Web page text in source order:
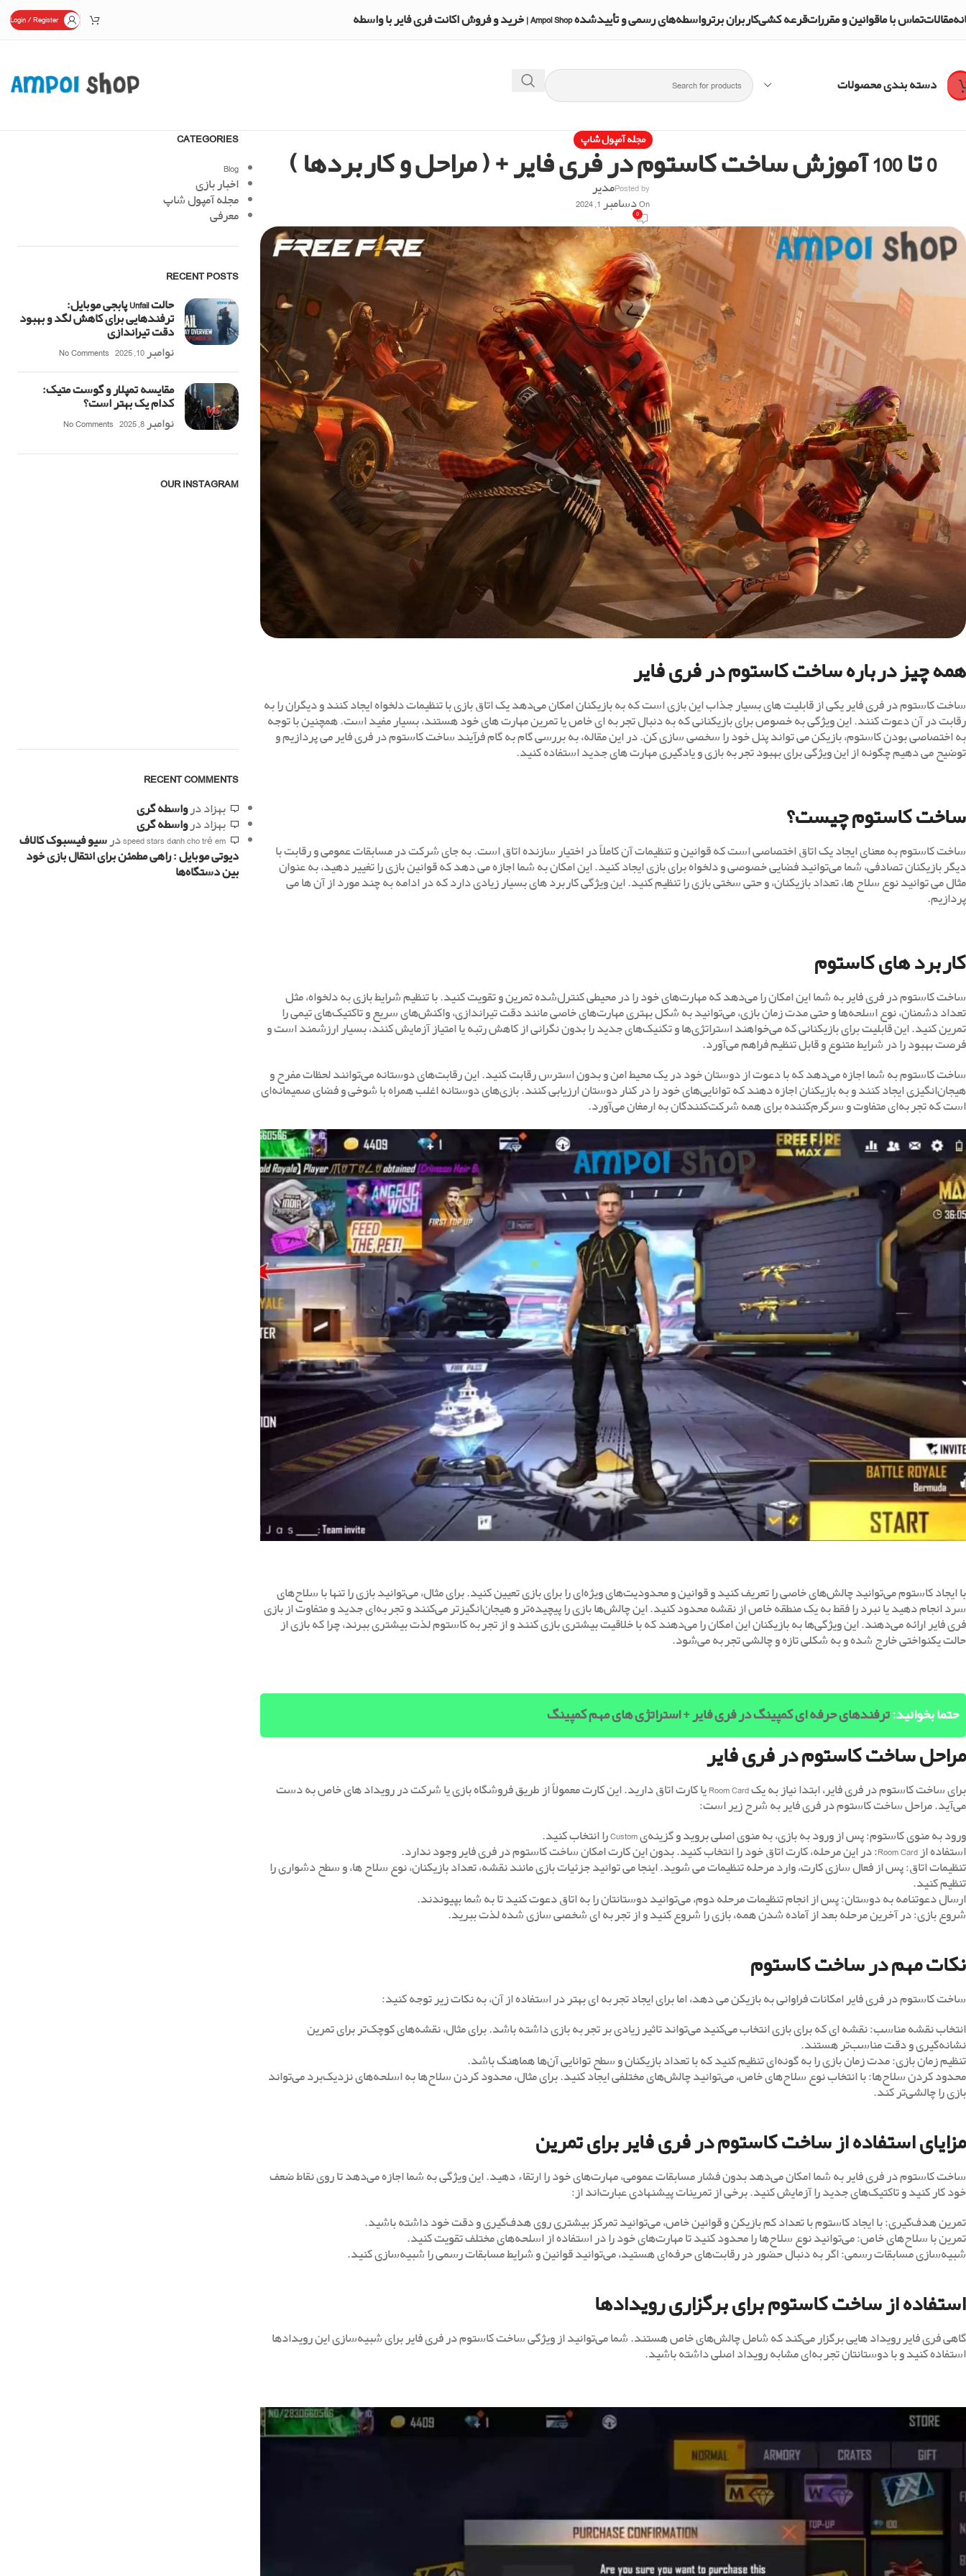
مقالاتتماس با ماقوانین و مقرراتقرعه کشیکاربران برترواسطه‌های رسمی و تأییدشده Ampol Shop | خرید و فروش اکانت فری فایر با واسطه Login / Register
دسته بندی محصولات
مجله آمپول شاپ
0 تا 100 آموزش ساخت کاستوم در فری فایر + ( مراحل و کاربردها )
Posted byمدیر
On دسامبر 1, 2024
0
همه چیز درباره ساخت کاستوم در فری فایر
ساخت کاستوم در فری فایر یکی از قابلیت‌ های بسیار جذاب این بازی است که به بازیکنان امکان می‌دهد یک اتاق بازی با تنظیمات دلخواه ایجاد کنند و دیگران را به
رقابت در آن دعوت کنند. این ویژگی به خصوص برای بازیکنانی که به دنبال تجربه ‌ای خاص یا تمرین مهارت‌ های خود هستند، بسیار مفید است. همچنین با توجه
به اختصاصی بودن کاستوم، بازیکن می تواند پنل خود را سخصی سازی کن. در این مقاله، به بررسی گام‌ به‌ گام فرآیند ساخت کاستوم در فری فایر می ‌پردازیم و
توضیح می ‌دهیم چگونه از این ویژگی برای بهبود تجربه بازی و یادگیری مهارت ‌های جدید استفاده کنید.
ساخت کاستوم چیست؟
ساخت کاستوم به معنای ایجاد یک اتاق اختصاصی است که قوانین و تنظیمات آن کاملاً در اختیار سازنده اتاق است. به جای شرکت در مسابقات عمومی و رقابت با
دیگر بازیکنان تصادفی، شما می‌توانید فضایی خصوصی و دلخواه برای بازی ایجاد کنید. این امکان به شما اجازه می ‌دهد که قوانین بازی را تغییر دهید، به عنوان
مثال می توانید نوع سلاح ‌ها، تعداد بازیکنان، و حتی سختی بازی را تنظیم کنید. این ویژگی کاربرد های بسیار زیادی دارد که در ادامه به چند مورد از آن ها می
پردازیم.
کاربرد های کاستوم
ساخت کاستوم در فری فایر به شما این امکان را می‌دهد که مهارت‌های خود را در محیطی کنترل‌شده تمرین و تقویت کنید. با تنظیم شرایط بازی به دلخواه، مثل
تعداد دشمنان، نوع اسلحه‌ها و حتی مدت زمان بازی، می‌توانید به شکل بهتری مهارت‌های خاصی مانند دقت تیراندازی، واکنش‌های سریع و تاکتیک‌های تیمی را
تمرین کنید. این قابلیت برای بازیکنانی که می‌خواهند استراتژی‌ها و تکنیک‌های جدید را بدون نگرانی از کاهش رتبه یا امتیاز آزمایش کنند، بسیار ارزشمند است و
فرصت بهبود را در شرایط متنوع و قابل تنظیم فراهم می‌آورد.
ساخت کاستوم به شما اجازه می‌دهد که با دعوت از دوستان خود در یک محیط امن و بدون استرس رقابت کنید. این رقابت‌های دوستانه می‌توانند لحظات مفرح و
هیجان‌انگیزی ایجاد کنند و به بازیکنان اجازه دهند که توانایی‌های خود را در کنار دوستان ارزیابی کنند. بازی‌های دوستانه اغلب همراه با شوخی و فضای صمیمانه‌ای
است که تجربه‌ای متفاوت و سرگرم‌کننده برای همه شرکت‌کنندگان به ارمغان می‌آورد.
با ایجاد کاستوم می‌توانید چالش‌های خاصی را تعریف کنید و قوانین و محدودیت‌های ویژه‌ای را برای بازی تعیین کنید. برای مثال، می‌توانید بازی را تنها با سلاح‌های
سرد انجام دهید یا نبرد را فقط به یک منطقه خاص از نقشه محدود کنید. این چالش‌ها بازی را پیچیده‌تر و هیجان‌انگیزتر می‌کنند و تجربه‌ای جدید و متفاوت از بازی
فری فایر ارائه می‌دهند. این ویژگی‌ها به بازیکنان این امکان را می‌دهند که با خلاقیت بیشتری بازی کنند و از تجربه کاستوم لذت بیشتری ببرند، چرا که بازی از
حالت یکنواختی خارج شده و به شکلی تازه و چالشی تجربه می‌شود.
حتما بخوانید:ترفندهای حرفه ای کمپینگ در فری فایر + استراتژی های مهم کمپینگ
مراحل ساخت کاستوم در فری فایر
برای ساخت کاستوم در فری فایر، ابتدا نیاز به یک Room Card یا کارت اتاق دارید. این کارت معمولاً از طریق فروشگاه بازی یا شرکت در رویداد های خاص به دست
می‌آید. مراحل ساخت کاستوم در فری فایر به شرح زیر است:
ورود به منوی کاستوم: پس از ورود به بازی، به منوی اصلی بروید و گزینه‌ی Custom را انتخاب کنید.
استفاده از Room Card: در این مرحله، کارت اتاق خود را انتخاب کنید. بدون این کارت امکان ساخت کاستوم در فری فایر وجود ندارد.
تنظیمات اتاق: پس از فعال ‌سازی کارت، وارد مرحله تنظیمات می ‌شوید. اینجا می‌ توانید جزئیات بازی مانند نقشه، تعداد بازیکنان، نوع سلاح ‌ها، و سطح دشواری را
تنظیم کنید.
ارسال دعوتنامه به دوستان: پس از انجام تنظیمات مرحله دوم، می‌توانید دوستانتان را به اتاق دعوت کنید تا به شما بپیوندند.
شروع بازی: در آخرین مرحله بعد از آماده شدن همه، بازی را شروع کنید و از تجربه ‌ای شخصی‌ سازی‌ شده لذت ببرید.
نکات مهم در ساخت کاستوم
ساخت کاستوم در فری فایر امکانات فراوانی به بازیکن می ‌دهد، اما برای ایجاد تجربه ‌ای بهتر در استفاده از آن، به نکات زیر توجه کنید:
انتخاب نقشه مناسب: نقشه ‌ای که برای بازی انتخاب می‌کنید می‌تواند تاثیر زیادی بر تجربه بازی داشته باشد. برای مثال، نقشه‌های کوچک‌تر برای تمرین
نشانه‌گیری و دقت مناسب‌تر هستند.
تنظیم زمان بازی: مدت زمان بازی را به گونه‌ای تنظیم کنید که با تعداد بازیکنان و سطح توانایی آن‌ها هماهنگ باشد.
محدود کردن سلاح‌ها: با انتخاب نوع سلاح‌های خاص، می‌توانید چالش‌های مختلفی ایجاد کنید. برای مثال، محدود کردن سلاح‌ها به اسلحه‌های نزدیک‌برد می‌تواند
بازی را چالشی‌تر کند.
مزایای استفاده از ساخت کاستوم در فری فایر برای تمرین
ساخت کاستوم در فری فایر به شما امکان می‌دهد بدون فشار مسابقات عمومی، مهارت‌های خود را ارتقاء دهید. این ویژگی به شما اجازه می‌دهد تا روی نقاط ضعف
خود کار کنید و تاکتیک‌های جدید را آزمایش کنید. برخی از تمرینات پیشنهادی عبارت‌اند از:
تمرین هدف‌گیری: با ایجاد کاستوم با تعداد کم بازیکن و قوانین خاص، می‌توانید تمرکز بیشتری روی هدف‌گیری و دقت خود داشته باشید.
تمرین با سلاح‌های خاص: می‌توانید نوع سلاح‌ها را محدود کنید تا مهارت‌های خود را در استفاده از اسلحه‌های مختلف تقویت کنید.
شبیه‌سازی مسابقات رسمی: اگر به دنبال حضور در رقابت‌های حرفه‌ای هستید، می‌توانید قوانین و شرایط مسابقات رسمی را شبیه‌سازی کنید.
استفاده از ساخت کاستوم برای برگزاری رویدادها
گاهی فری فایر رویداد هایی برگزار می‌کند که شامل چالش‌های خاص هستند. شما می‌توانید از ویژگی ساخت کاستوم در فری فایر برای شبیه‌سازی این رویدادها
استفاده کنید و با دوستانتان تجربه‌ای مشابه رویداد اصلی داشته باشید.
CATEGORIES
Blog
اخبار بازی
مجله آمپول شاپ
معرفی
RECENT POSTS
حالت Unfail پابجی موبایل:
ترفندهایی برای کاهش لگد و بهبود
دقت تیراندازی
نوامبر 10, 2025
No Comments
مقایسه تمپلار و گوست متیک:
کدام یک بهتر است؟
نوامبر 8, 2025
No Comments
OUR INSTAGRAM
RECENT COMMENTS
بهزاددرواسطه گری
بهزاددرواسطه گری
speed stars dành cho trẻ emدرسیو فیسبوک کالاف
دیوتی موبایل : راهی مطمئن برای انتقال بازی خود
بین دستگاه‌ها